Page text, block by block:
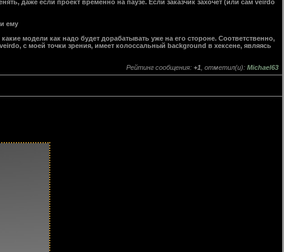
даже если проект временно на паузе. Если заказчик захочет (или сам veirdo
ему
модели как надо будет дорабатывать уже на его стороне. Соответственно,
с моей точки зрения, имеет колоссальный background в хексене, являясь
Рейтинг сообщения: +1 , отметил(и): Michael63